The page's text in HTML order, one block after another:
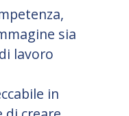
sia
lavoro
in